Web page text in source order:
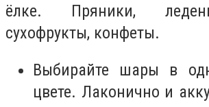
ёлке. Пряники,
сухофрукты, конфеты.
Выбирайте шары в
цвете. Лаконично и